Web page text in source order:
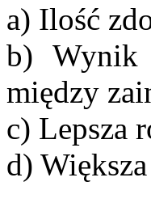
a) Ilość
b) Wynik
między
c) Lepsza
d)